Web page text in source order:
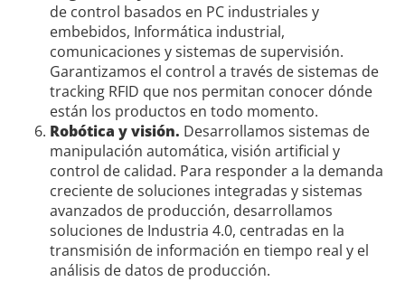
de control basados en PC industriales y
embebidos, Informática industrial,
comunicaciones y sistemas de supervisión.
Garantizamos el control a través de sistemas de
tracking RFID que nos permitan conocer dónde
están los productos en todo momento.
Robótica y visión. Desarrollamos sistemas de
manipulación automática, visión artificial y
control de calidad. Para responder a la demanda
creciente de soluciones integradas y sistemas
avanzados de producción, desarrollamos
soluciones de Industria 4.0, centradas en la
transmisión de información en tiempo real y el
análisis de datos de producción.